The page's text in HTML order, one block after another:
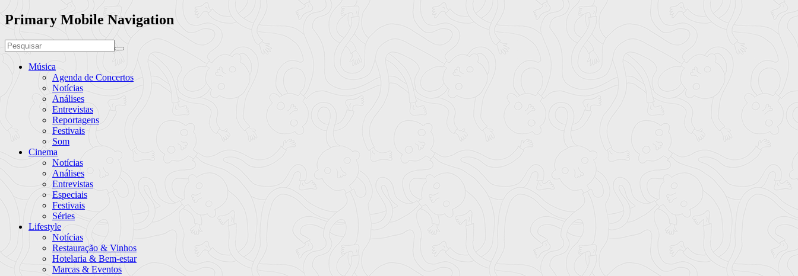
Primary Mobile Navigation
Música
Agenda de Concertos
Notícias
Análises
Entrevistas
Reportagens
Festivais
Som
Cinema
Notícias
Análises
Entrevistas
Especiais
Festivais
Séries
Lifestyle
Notícias
Restauração & Vinhos
Hotelaria & Bem-estar
Marcas & Eventos